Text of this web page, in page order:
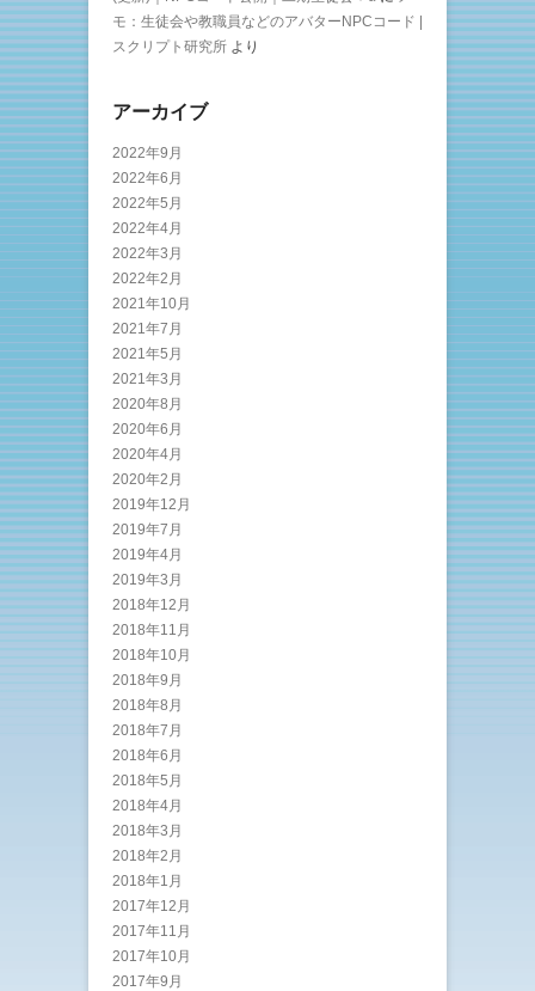
モ：生徒会や教職員などのアバターNPCコード |
スクリプト研究所 より
アーカイブ
2022年9月
2022年6月
2022年5月
2022年4月
2022年3月
2022年2月
2021年10月
2021年7月
2021年5月
2021年3月
2020年8月
2020年6月
2020年4月
2020年2月
2019年12月
2019年7月
2019年4月
2019年3月
2018年12月
2018年11月
2018年10月
2018年9月
2018年8月
2018年7月
2018年6月
2018年5月
2018年4月
2018年3月
2018年2月
2018年1月
2017年12月
2017年11月
2017年10月
2017年9月